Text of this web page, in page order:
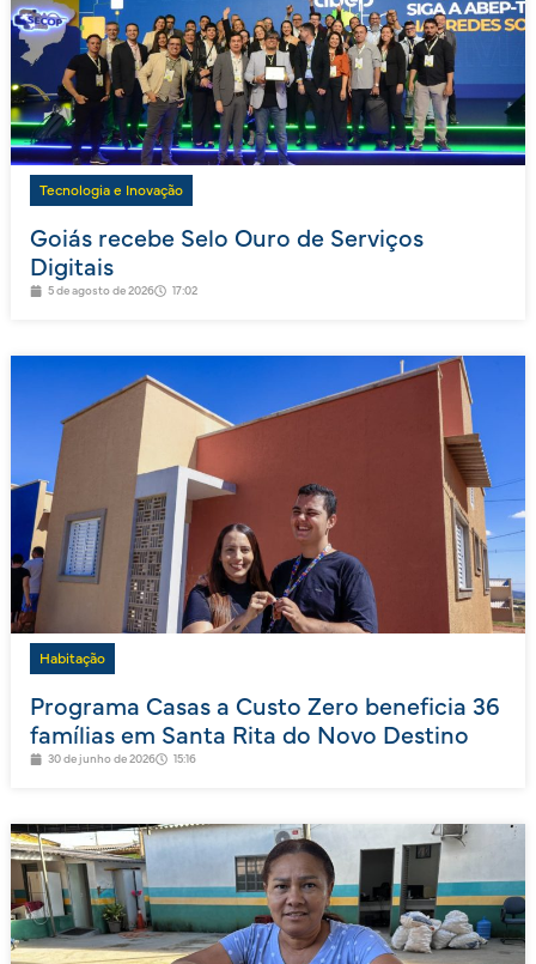
Tecnologia e Inovação
Goiás recebe Selo Ouro de Serviços
Digitais
5 de agosto de 2026 17:02
Habitação
Programa Casas a Custo Zero beneficia 36
famílias em Santa Rita do Novo Destino
30 de junho de 2026 15:16